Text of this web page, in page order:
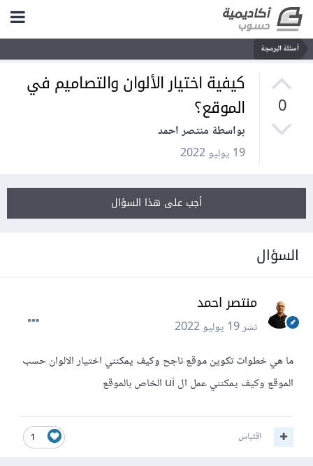
أسئلة البرمجة
0
كيفية اختيار الألوان والتصاميم في
الموقع؟
بواسطة منتصر احمد
19 يوليو 2022
أجب على هذا السؤال
السؤال
منتصر احمد
نشر19 يوليو 2022
ما هي خطوات تكوين موقع ناجح وكيف يمكنني اختيار الالوان حسب
الموقع وكيف يمكنني عمل ال ui الخاص بالموقع
1 اقتباس